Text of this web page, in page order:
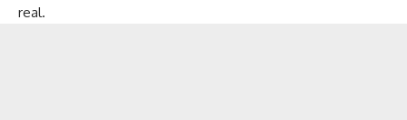
real.